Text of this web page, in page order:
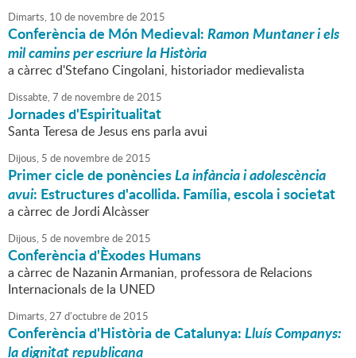
Dimarts, 10 de novembrede2015
Conferència de Món Medieval:Ramon Muntaner i els
mil camins per escriure la Història
a càrrec d'Stefano Cingolani, historiador medievalista
Dissabte,7 de novembrede2015
Jornades d'Espiritualitat
Santa Teresa de Jesus ens parla avui
Dijous, 5 de novembrede2015
Primer cicle de ponènciesLa infància i adolescència
avui: Estructures d'acollida. Família, escola i societat
a càrrec de Jordi Alcàsser
Dijous, 5 de novembrede2015
Conferència d'Èxodes Humans
a càrrec de Nazanin Armanian, professora de Relacions
Internacionals de la UNED
Dimarts,27 d'octubrede2015
Conferència d'Història de Catalunya:Lluís Companys:
la dignitat republicana